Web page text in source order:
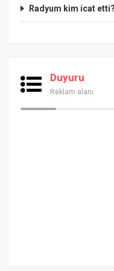
Radyum kim icat etti?
Duyuru
Reklam alanı